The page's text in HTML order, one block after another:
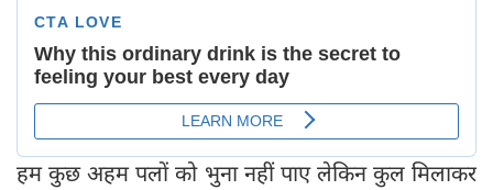
हम कुछ अहम पलों को भुना नहीं पाए लेकिन कुल मिलाकर